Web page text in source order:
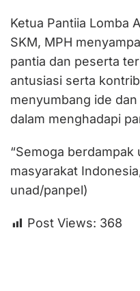
Ketua Pantiia Lomba
SKM, MPH
pantia dan peserta
antusiasi serta
menyumbang ide
dalam menghadapi
“Semoga berdampak
masyarakat
unad/panpel)
Post Views: 368